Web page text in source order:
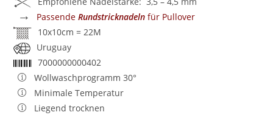
→ PassendeRundstricknadeln für Pullover
10x10cm = 22M
Uruguay
7000000000402
Wollwaschprogramm 30°
Minimale Temperatur
Liegend trocknen